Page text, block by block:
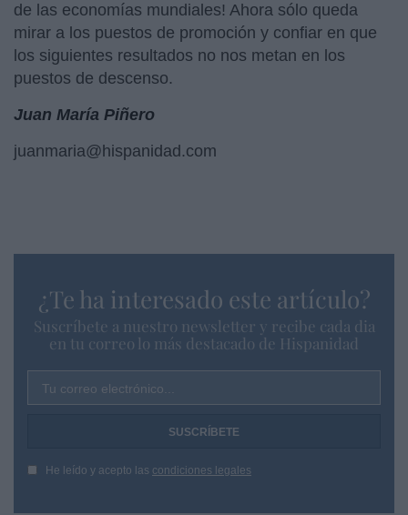
de las economías mundiales! Ahora sólo queda
mirar a los puestos de promoción y confiar en que
los siguientes resultados no nos metan en los
puestos de descenso.
Juan María Piñero
juanmaria@hispanidad.com
¿Te ha interesado este artículo?
Suscríbete a nuestro newsletter y recibe cada dia
en tu correo lo más destacado de Hispanidad
Tu correo electrónico...
He leído y acepto las condiciones legales